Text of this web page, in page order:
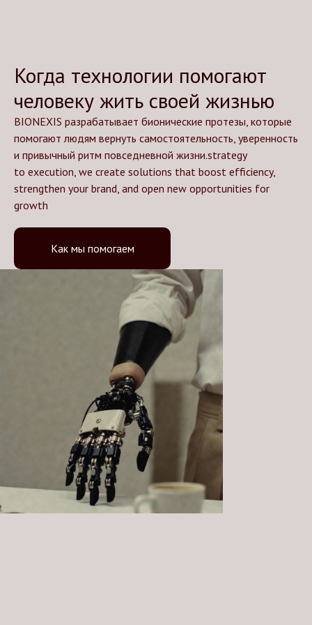
Когда технологии помогают
человеку жить своей жизнью
BIONEXIS разрабатывает бионические протезы, которые
помогают людям вернуть самостоятельность, уверенность
и привычный ритм повседневной жизни.strategy
to execution, we create solutions that boost efficiency,
strengthen your brand, and open new opportunities for
growth
Как мы помогаем